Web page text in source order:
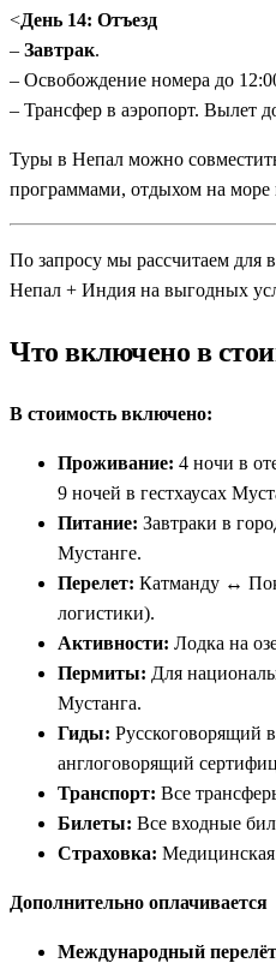
<День 14: Отъезд
– Завтрак.
– Освобождение номера до
– Трансфер в аэропорт. Вылет
Туры в Непал можно
программами, отдыхом на
По запросу мы рассчитаем для
Непал + Индия на выгодных
Что включено в
В стоимость включено:
Проживание: 4 ночи в
9 ночей в гестхаусах
Питание: Завтраки в
Мустанге.
Перелет: Катманду ↔
логистики).
Активности: Лодка на
Пермиты: Для
Мустанга.
Гиды: Русскоговорящий
англоговорящий
Транспорт: Все
Билеты: Все входные
Страховка: Медицинская
Дополнительно оплачивается
Международный